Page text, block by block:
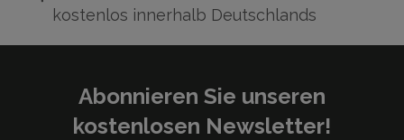
kostenlos innerhalb Deutschlands
Abonnieren Sie unseren
kostenlosen Newsletter!